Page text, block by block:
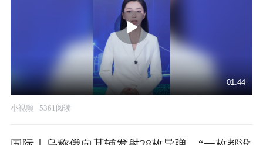
01:44
小视频 5361阅读